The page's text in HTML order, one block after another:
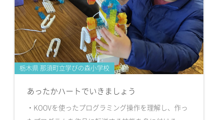
栃木県 那須町立学びの森小学校
あったかハートでいきましょう
・KOOVを使ったプログラミング操作を理解し、作っ